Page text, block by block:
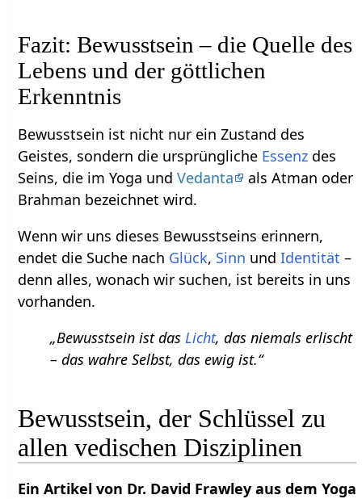
Fazit: Bewusstsein – die Quelle des
Lebens und der göttlichen
Erkenntnis
Bewusstsein ist nicht nur ein Zustand des
Geistes, sondern die ursprüngliche Essenz des
Seins, die im Yoga undVedanta
als Atman oder
Brahman bezeichnet wird.
Wenn wir uns dieses Bewusstseins erinnern,
endet die Suche nach Glück, Sinn undIdentität –
denn alles, wonach wir suchen, ist bereits in uns
vorhanden.
„Bewusstsein ist dasLicht, das niemals erlischt
– das wahre Selbst, das ewig ist.“
Bewusstsein, der Schlüssel zu
allen vedischen Disziplinen
Ein Artikel von Dr. David Frawley aus dem Yoga